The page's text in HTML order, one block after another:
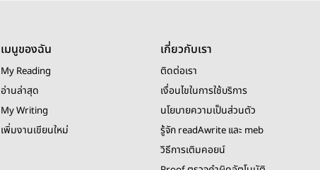
เมนูของฉัน
My Reading
อ่านล่าสุด
My Writing
เพิ่มงานเขียนใหม่
เกี่ยวกับเรา
ติดต่อเรา
เงื่อนไขในการใช้บริการ
นโยบายความเป็นส่วนตัว
รู้จัก readAwrite และ meb
วิธีการเติมคอยน์